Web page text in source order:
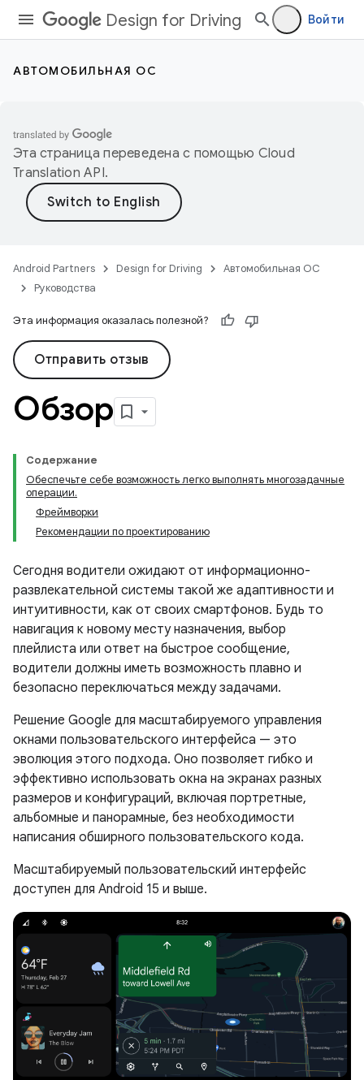
Design for Driving Войти
АВТОМОБИЛЬНАЯ ОС
Эта страница переведена с помощью Cloud
Translation API.
Android Partners Design for Driving
Автомобильная ОС
Руководства
Эта информация оказалась полезной?
Отправить отзыв
Обзор
Содержание
Обеспечьте себе возможность легко выполнять многозадачные
операции.
Фреймворки
Рекомендации по проектированию
Сегодня водители ожидают от информационно-
развлекательной системы такой же адаптивности и
интуитивности, как от своих смартфонов. Будь то
навигация к новому месту назначения, выбор
плейлиста или ответ на быстрое сообщение,
водители должны иметь возможность плавно и
безопасно переключаться между задачами.
Решение Google для масштабируемого управления
окнами пользовательского интерфейса — это
эволюция этого подхода. Оно позволяет гибко и
эффективно использовать окна на экранах разных
размеров и конфигураций, включая портретные,
альбомные и панорамные, без необходимости
написания обширного пользовательского кода.
Масштабируемый пользовательский интерфейс
доступен для Android 15 и выше.